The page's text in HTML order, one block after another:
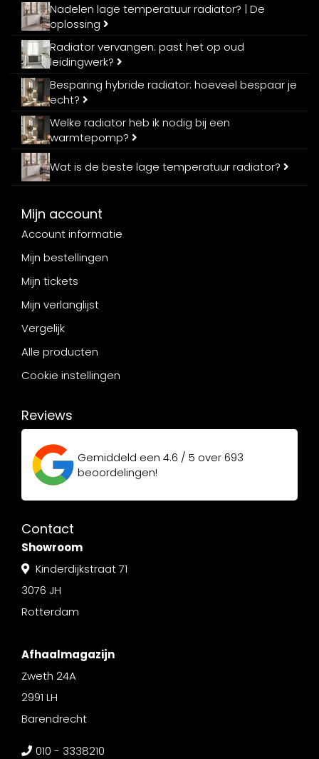
Nadelen lage temperatuur radiator? | De
oplossing
Radiator vervangen: past het op oud
leidingwerk?
Besparing hybride radiator: hoeveel bespaar je
echt?
Welke radiator heb ik nodig bij een
warmtepomp?
Wat is de beste lage temperatuur radiator?
Mijn account
Account informatie
Mijn bestellingen
Mijn tickets
Mijn verlanglijst
Vergelijk
Alle producten
Cookie instellingen
Reviews
Gemiddeld een 4.6 / 5 over693
beoordelingen!
Contact
Showroom
Kinderdijkstraat 71
3076 JH
Rotterdam
Afhaalmagazijn
Zweth 24A
2991 LH
Barendrecht
010 - 3338210